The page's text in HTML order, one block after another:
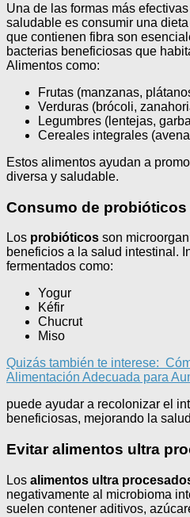
Una de las formas más
saludable es consumir una
que contienen fibra son
bacterias beneficiosas que
Alimentos como:
Frutas (manzanas,
Verduras (brócoli,
Legumbres (lentejas,
Cereales integrales
Estos alimentos ayudan a
diversa y saludable.
Consumo de probióticos
Los probióticos son
beneficios a la salud intestinal.
fermentados como:
Yogur
Kéfir
Chucrut
Miso
Quizás también te interese:
Alimentación Adecuada para
puede ayudar a recolonizar el
beneficiosas, mejorando la
Evitar alimentos ultra
Los alimentos ultra
negativamente al microbioma
suelen contener aditivos,